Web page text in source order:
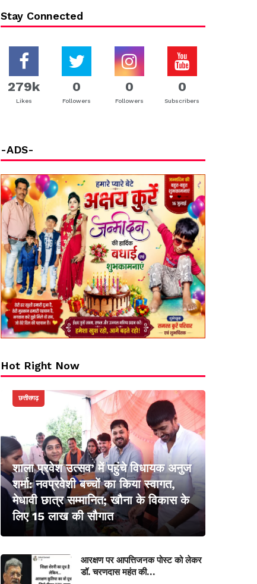
Stay Connected
279k
Likes
0
Followers
0
Followers
0
Subscribers
-ADS-
Hot Right Now
छत्तीसगढ़
शाला प्रवेश उत्सव’ में पहुंचे विधायक अनुज
शर्मा: नवप्रवेशी बच्चों का किया स्वागत,
मेधावी छात्र सम्मानित; खौना के विकास के
लिए 15 लाख की सौगात
आरक्षण पर आपत्तिजनक पोस्ट को लेकर
डॉ. चरणदास महंत की…